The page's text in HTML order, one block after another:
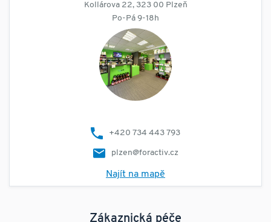
Kollárova 22, 323 00 Plzeň
Po-Pá 9-18h
+420 734 443 793
plzen@foractiv.cz
Najít na mapě
Zákaznická péče